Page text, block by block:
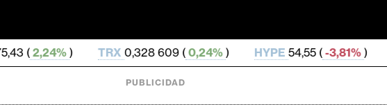
TRX 0,328 609 ( 0,24%) HYPE54,55 ( -3,81%) DOGE0,070 403 (
PUBLICIDAD